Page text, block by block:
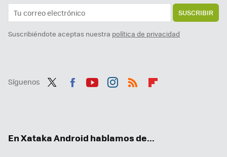
SUSCRIBIR
Suscribiéndote aceptas nuestra política de privacidad
Síguenos
En Xataka Android hablamos de...